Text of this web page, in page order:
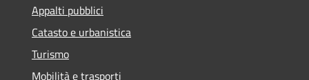
Appalti pubblici
Catasto e urbanistica
Turismo
Mobilità e trasporti